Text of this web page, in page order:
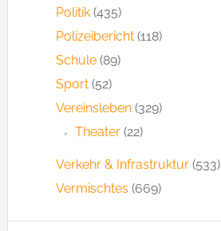
Politik(435)
Polizeibericht(118)
Schule(89)
Sport(52)
Vereinsleben(329)
Theater(22)
Verkehr & Infrastruktur(533)
Vermischtes (669)